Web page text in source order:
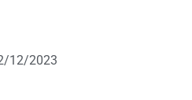
12/2023